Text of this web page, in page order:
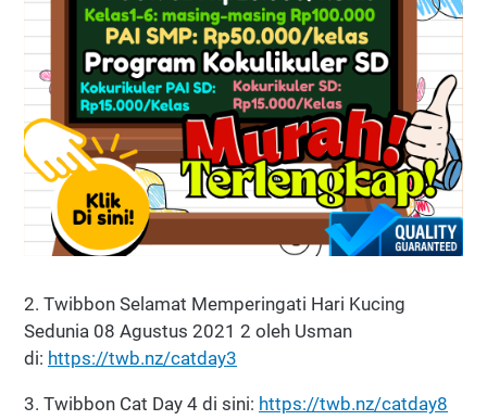
2. Twibbon Selamat Memperingati Hari Kucing
Sedunia 08 Agustus 2021 2 oleh Usman
di: https://twb.nz/catday3
3. Twibbon Cat Day 4 di sini: https://twb.nz/catday8